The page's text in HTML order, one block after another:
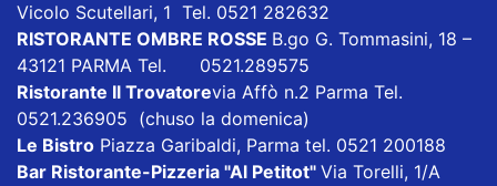
Vicolo Scutellari, 1 Tel. 0521 282632
RISTORANTE OMBRE ROSSE B.go G. Tommasini, 18 –
43121 PARMA Tel. 0521.289575
Ristorante Il Trovatorevia Affò n.2 Parma Tel.
0521.236905 (chuso la domenica)
Le Bistro Piazza Garibaldi, Parma tel. 0521 200188
Bar Ristorante-Pizzeria "Al Petitot" Via Torelli, 1/A